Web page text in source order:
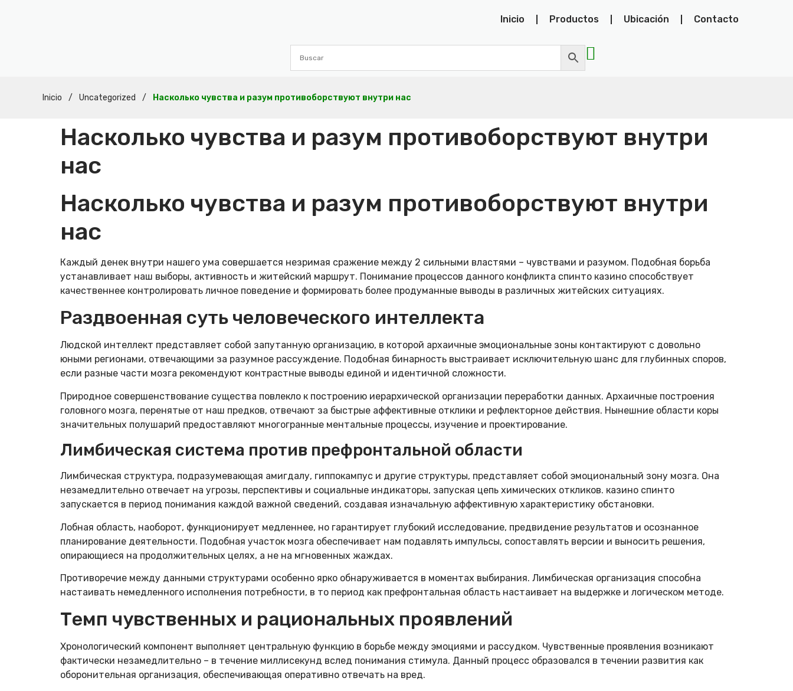
Inicio Productos Ubicación Contacto
Inicio / Uncategorized / Насколько чувства и разум противоборствуют внутри нас
Насколько чувства и разум противоборствуют внутри
нас
Насколько чувства и разум противоборствуют внутри
нас
Каждый денек внутри нашего ума совершается незримая сражение между 2 сильными властями – чувствами и разумом. Подобная борьба
устанавливает наш выборы, активность и житейский маршрут. Понимание процессов данного конфликта спинто казино способствует
качественнее контролировать личное поведение и формировать более продуманные выводы в различных житейских ситуациях.
Раздвоенная суть человеческого интеллекта
Людской интеллект представляет собой запутанную организацию, в которой архаичные эмоциональные зоны контактируют с довольно
юными регионами, отвечающими за разумное рассуждение. Подобная бинарность выстраивает исключительную шанс для глубинных споров,
если разные части мозга рекомендуют контрастные выводы единой и идентичной сложности.
Природное совершенствование существа повлекло к построению иерархической организации переработки данных. Архаичные построения
головного мозга, перенятые от наш предков, отвечают за быстрые аффективные отклики и рефлекторное действия. Нынешние области коры
значительных полушарий предоставляют многогранные ментальные процессы, изучение и проектирование.
Лимбическая система против префронтальной области
Лимбическая структура, подразумевающая амигдалу, гиппокампус и другие структуры, представляет собой эмоциональный зону мозга. Она
незамедлительно отвечает на угрозы, перспективы и социальные индикаторы, запуская цепь химических откликов. казино спинто
запускается в период понимания каждой важной сведений, создавая изначальную аффективную характеристику обстановки.
Лобная область, наоборот, функционирует медленнее, но гарантирует глубокий исследование, предвидение результатов и осознанное
планирование деятельности. Подобная участок мозга обеспечивает нам подавлять импульсы, сопоставлять версии и выносить решения,
опирающиеся на продолжительных целях, а не на мгновенных жаждах.
Противоречие между данными структурами особенно ярко обнаруживается в моментах выбирания. Лимбическая организация способна
настаивать немедленного исполнения потребности, в то период как префронтальная область настаивает на выдержке и логическом методе.
Темп чувственных и рациональных проявлений
Хронологический компонент выполняет центральную функцию в борьбе между эмоциями и рассудком. Чувственные проявления возникают
фактически незамедлительно – в течение миллисекунд вслед понимания стимула. Данный процесс образовался в течении развития как
оборонительная организация, обеспечивающая оперативно отвечать на вред.